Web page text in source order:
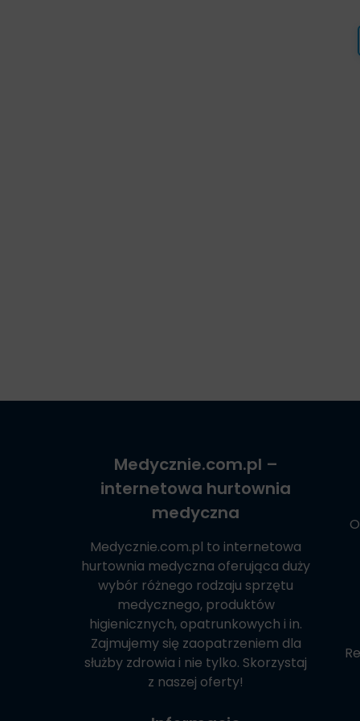
Medycznie.com.pl –
internetowa hurtownia
medyczna
Medycznie.com.pl to internetowa
hurtownia medyczna oferująca duży
wybór różnego rodzaju sprzętu
medycznego, produktów
higienicznych, opatrunkowych i in.
Zajmujemy się zaopatrzeniem dla
służby zdrowia i nie tylko. Skorzystaj
z naszej oferty!